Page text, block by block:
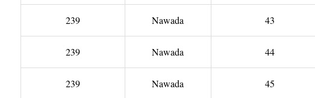
239 Nawada 43
239 Nawada 44
239 Nawada 45